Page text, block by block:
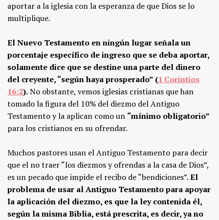
aportar a la iglesia con la esperanza de que Dios se lo
multiplique.
El Nuevo Testamento en ningún lugar señala un
porcentaje específico de ingreso que se deba aportar,
solamente dice que se destine una parte del dinero
del creyente, “según haya prosperado” (1 Corintios
16:2).No obstante, vemos iglesias cristianas que han
tomado la figura del 10% del diezmo del Antiguo
Testamento y la aplican como un “mínimo obligatorio”
para los cristianos en su ofrendar.
Muchos pastores usan el Antiguo Testamento para decir
que el no traer “los diezmos y ofrendas a la casa de Dios”,
es un pecado que impide el recibo de “bendiciones”.El
problema de usar al Antiguo Testamento para apoyar
la aplicación del diezmo, es que la ley contenida él,
según la misma Biblia, está prescrita, es decir, ya no